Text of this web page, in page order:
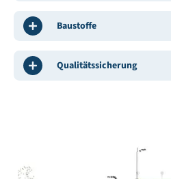
Baustoffe
Qualitätssicherung